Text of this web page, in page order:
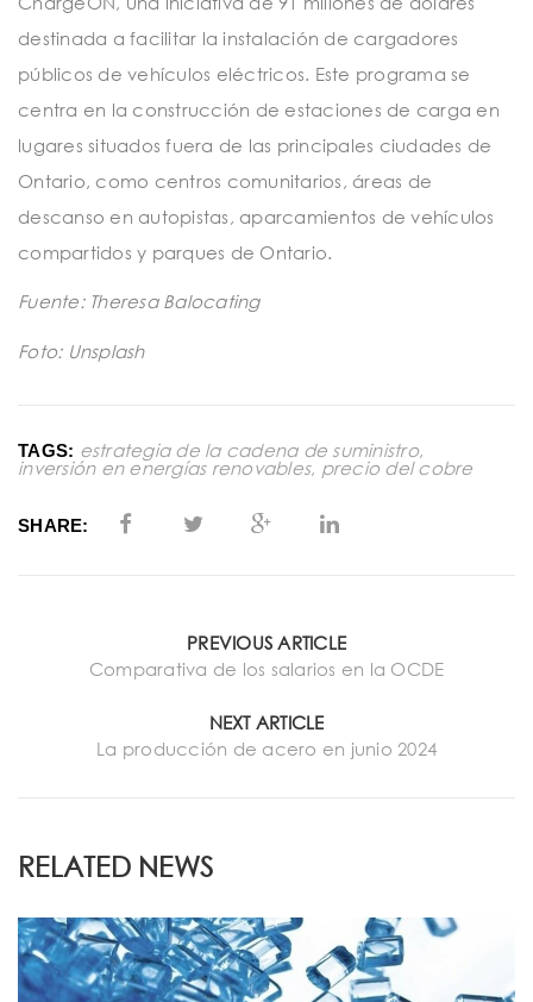
destinada a facilitar la instalación de cargadores
públicos de vehículos eléctricos. Este programa se
centra en la construcción de estaciones de carga en
lugares situados fuera de las principales ciudades de
Ontario, como centros comunitarios, áreas de
descanso en autopistas, aparcamientos de vehículos
compartidos y parques de Ontario.
Fuente: Theresa Balocating
Foto: Unsplash
TAGS: estrategia de la cadena de suministro,
inversión en energías renovables, precio del cobre
SHARE:
PREVIOUS ARTICLE
Comparativa de los salarios en la OCDE
NEXT ARTICLE
La producción de acero en junio 2024
RELATED NEWS